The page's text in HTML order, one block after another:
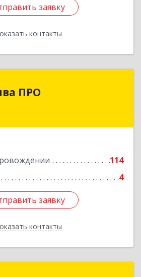
заявку
контакты
заявку
Назад
ПРО
114
4
заявку
контакты
край, Анапский р-н,
заявку
Назад